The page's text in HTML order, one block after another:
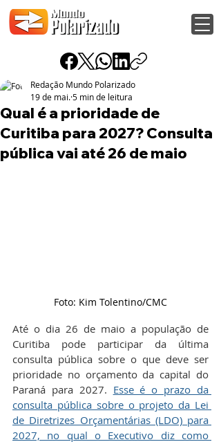
Qual é a prioridade de
Curitiba para 2027? Consulta
pública vai até 26 de maio
Redação Mundo Polarizado
19 de mai.5 min de leitura
Foto: Kim Tolentino/CMC
Até o dia 26 de maio a população de
Curitiba pode participar da última
consulta pública sobre o que deve ser
prioridade no orçamento da capital do
Paraná para 2027. Esse é o prazo da
consulta pública sobre o projeto da Lei
de Diretrizes Orçamentárias (LDO) para
2027, no qual o Executivo diz como